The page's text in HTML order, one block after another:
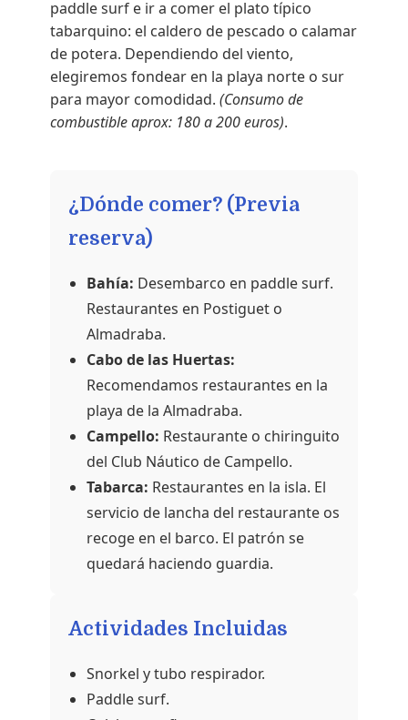
paddle surf e ir a comer el plato típico
tabarquino: el caldero de pescado o calamar
de potera. Dependiendo del viento,
elegiremos fondear en la playa norte o sur
para mayor comodidad. (Consumo de
combustible aprox: 180 a 200 euros).
¿Dónde comer? (Previa
reserva)
Bahía: Desembarco en paddle surf.
Restaurantes en Postiguet o
Almadraba.
Cabo de las Huertas:
Recomendamos restaurantes en la
playa de la Almadraba.
Campello: Restaurante o chiringuito
del Club Náutico de Campello.
Tabarca: Restaurantes en la isla. El
servicio de lancha del restaurante os
recoge en el barco. El patrón se
quedará haciendo guardia.
Actividades Incluidas
Snorkel y tubo respirador.
Paddle surf.